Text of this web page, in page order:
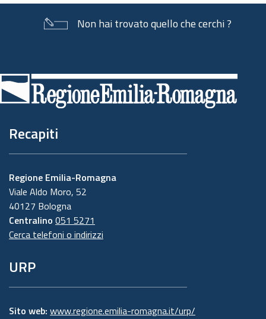
Non hai trovato quello che cerchi ?
di
pagina
Recapiti
Regione Emilia-Romagna
Viale Aldo Moro, 52
40127 Bologna
Centralino 051 5271
Cerca telefoni o indirizzi
URP
Sito web: www.regione.emilia-romagna.it/urp/